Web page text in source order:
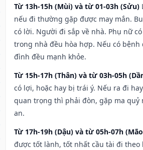
Từ 13h-15h (Mùi) và từ 01-03h (Sửu)
nếu đi thường gặp được may mắn.
có lời. Người đi sắp về nhà. Phụ nữ
trong nhà đều hòa hợp. Nếu có bệnh
đình đều mạnh khỏe.
Từ 15h-17h (Thân) và từ 03h-05h
có lợi, hoặc hay bị trái ý. Nếu ra đi
quan trọng thì phải đòn, gặp ma quỷ
an.
Từ 17h-19h (Dậu) và từ 05h-07h
được tốt lành, tốt nhất cầu tài đi theo